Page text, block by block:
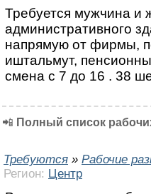
Требуется мужчина и
административного
напрямую от фирмы,
иштальмут,
смена с 7 до 16 . 38
📲 Полный список
Требуются » Рабочие
Регион: Центр